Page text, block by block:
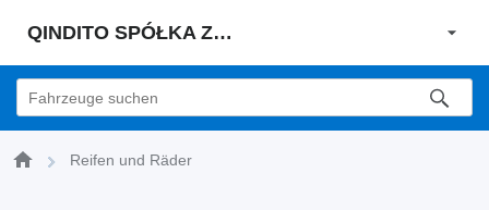
QINDITO SPÓŁKA Z OGRANICZONĄ ODPOWIEDZIALNOŚCIĄ
Reifen und Räder